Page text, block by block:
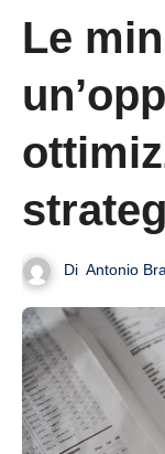
Le
Di Antonio